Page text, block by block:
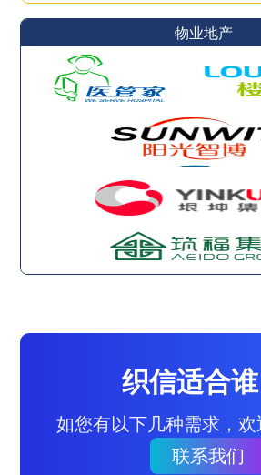
物业地产
织信适合谁
如您有以下几种需求，
联系我们